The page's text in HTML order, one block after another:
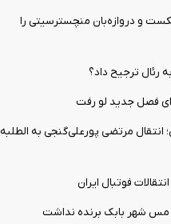
و دروازه‌بان منچسترسیتی را
رئال ترجیح داد؟
فصل جدید لو رفت
مرتضی پورعلی‌گنجی به الطلبه
فوتبال ایران
مس شهر بابک برنده نداشت